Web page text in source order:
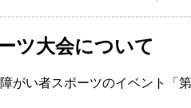
ツ大会について
がい者スポーツのイベント「